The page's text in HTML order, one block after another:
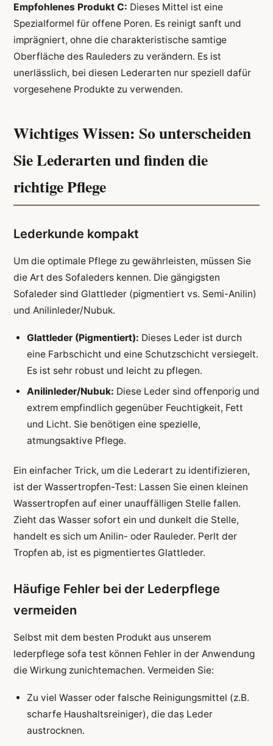
Empfohlenes Produkt C: Dieses Mittel ist eine
Spezialformel für offene Poren. Es reinigt sanft und
imprägniert, ohne die charakteristische samtige
Oberfläche des Rauleders zu verändern. Es ist
unerlässlich, bei diesen Lederarten nur speziell dafür
vorgesehene Produkte zu verwenden.
Wichtiges Wissen: So unterscheiden
Sie Lederarten und finden die
richtige Pflege
Lederkunde kompakt
Um die optimale Pflege zu gewährleisten, müssen Sie
die Art des Sofaleders kennen. Die gängigsten
Sofaleder sind Glattleder (pigmentiert vs. Semi-Anilin)
und Anilinleder/Nubuk.
Glattleder (Pigmentiert): Dieses Leder ist durch
eine Farbschicht und eine Schutzschicht versiegelt.
Es ist sehr robust und leicht zu pflegen.
Anilinleder/Nubuk: Diese Leder sind offenporig und
extrem empfindlich gegenüber Feuchtigkeit, Fett
und Licht. Sie benötigen eine spezielle,
atmungsaktive Pflege.
Ein einfacher Trick, um die Lederart zu identifizieren,
ist der Wassertropfen-Test: Lassen Sie einen kleinen
Wassertropfen auf einer unauffälligen Stelle fallen.
Zieht das Wasser sofort ein und dunkelt die Stelle,
handelt es sich um Anilin- oder Rauleder. Perlt der
Tropfen ab, ist es pigmentiertes Glattleder.
Häufige Fehler bei der Lederpflege
vermeiden
Selbst mit dem besten Produkt aus unserem
lederpflege sofa test können Fehler in der Anwendung
die Wirkung zunichtemachen. Vermeiden Sie:
Zu viel Wasser oder falsche Reinigungsmittel (z.B.
scharfe Haushaltsreiniger), die das Leder
austrocknen.